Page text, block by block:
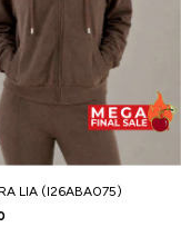
LIA (I26ABA075)